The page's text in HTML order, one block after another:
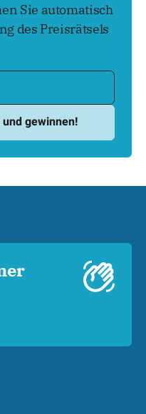
Sie automatisch
des Preisrätsels